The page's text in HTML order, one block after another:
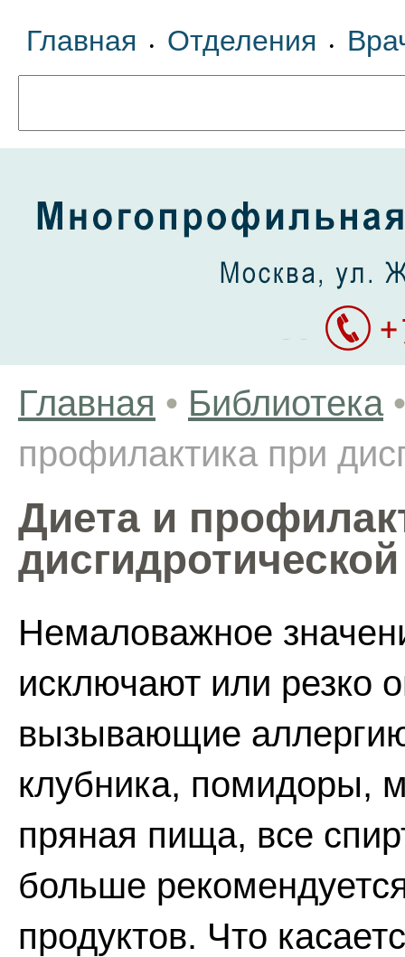
Главная • Отделения •
Главная • Библиотека •
профилактика при
Диета и
Немаловажное
исключают или резко
вызывающие
клубника, помидоры,
пряная пища, все
больше
продуктов. Что